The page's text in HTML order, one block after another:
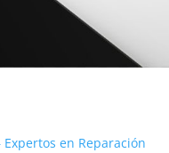
en Reparación